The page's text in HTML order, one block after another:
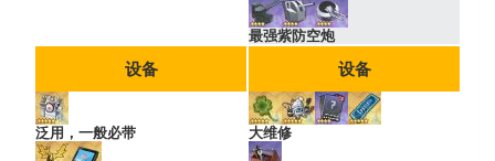
最强紫防空炮
设备
泛用，一般必带
设备
大维修